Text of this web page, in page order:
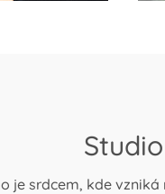
Studio
je srdcem, kde